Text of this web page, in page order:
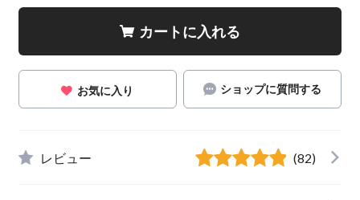
カートに入れる
お気に入り ショップに質問する
レビュー (82)